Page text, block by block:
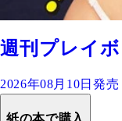
週刊プレイ
2026年08月10日発売